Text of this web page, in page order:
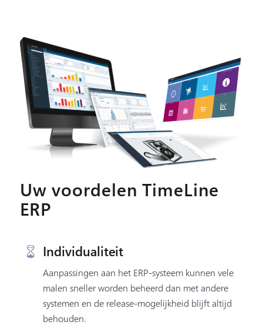
Uw voordelen TimeLine
ERP
Individualiteit
Aanpassingen aan het ERP-systeem kunnen vele
malen sneller worden beheerd dan met andere
systemen en de release-mogelijkheid blijft altijd
behouden.